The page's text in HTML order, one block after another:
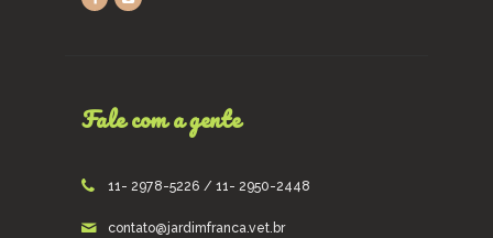
Fale com a gente
11- 2978-5226 / 11- 2950-2448
contato@jardimfranca.vet.br